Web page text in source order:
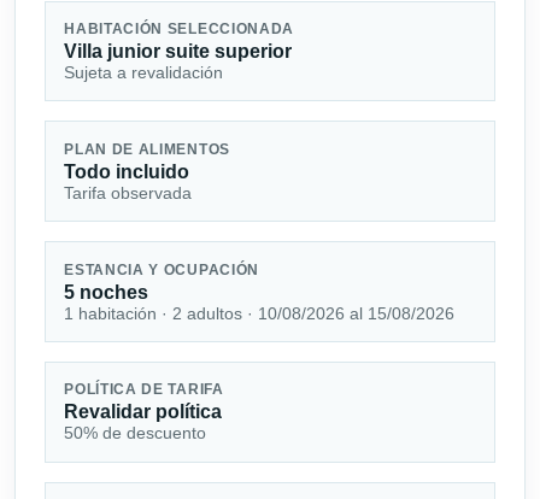
HABITACIÓN SELECCIONADA
Villa junior suite superior
Sujeta a revalidación
PLAN DE ALIMENTOS
Todo incluido
Tarifa observada
ESTANCIA Y OCUPACIÓN
5 noches
1 habitación · 2 adultos · 10/08/2026 al 15/08/2026
POLÍTICA DE TARIFA
Revalidar política
50% de descuento